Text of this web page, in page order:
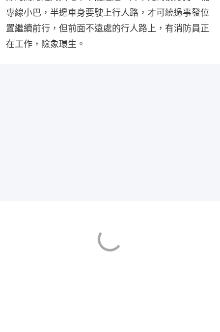
專線小巴，半邊車身要駛上行人路，才可繞過事發位
置繼續前行，但前面不遠處的行人路上，有消防員正
在工作，險象環生。